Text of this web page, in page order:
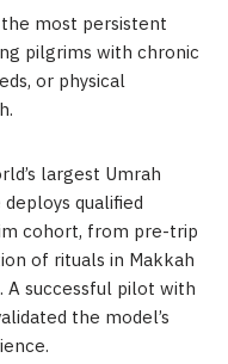
most persistent
pilgrims with chronic
or physical
largest Umrah
qualified
cohort, from pre-trip
of rituals in Makkah
A successful pilot with
the model’s